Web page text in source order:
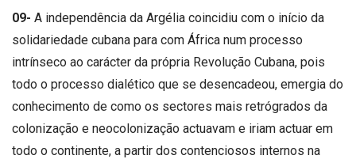
09- A independência da Argélia coincidiu com o início da
solidariedade cubana para com África num processo
intrínseco ao carácter da própria Revolução Cubana, pois
todo o processo dialético que se desencadeou, emergia do
conhecimento de como os sectores mais retrógrados da
colonização e neocolonização actuavam e iriam actuar em
todo o continente, a partir dos contenciosos internos na